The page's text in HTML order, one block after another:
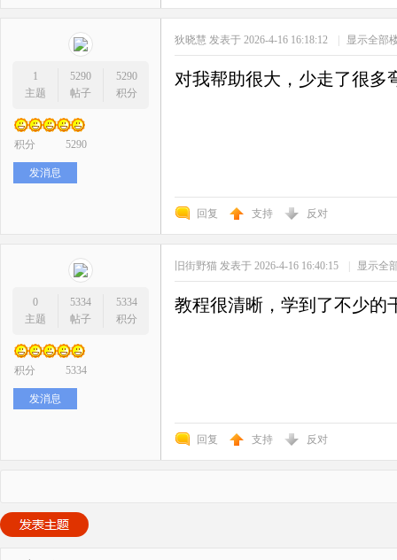
1
主题
5290
帖子
5290
积分
积分 5290
发消息
狄晓慧 发表于 2026-4-16 16:18:12 | 显示全部
对我帮助很大，少走了很多
回复 支持 反对
0
主题
5334
帖子
5334
积分
积分 5334
发消息
旧街野猫 发表于 2026-4-16 16:40:15 | 显示全
教程很清晰，学到了不少的
回复 支持 反对